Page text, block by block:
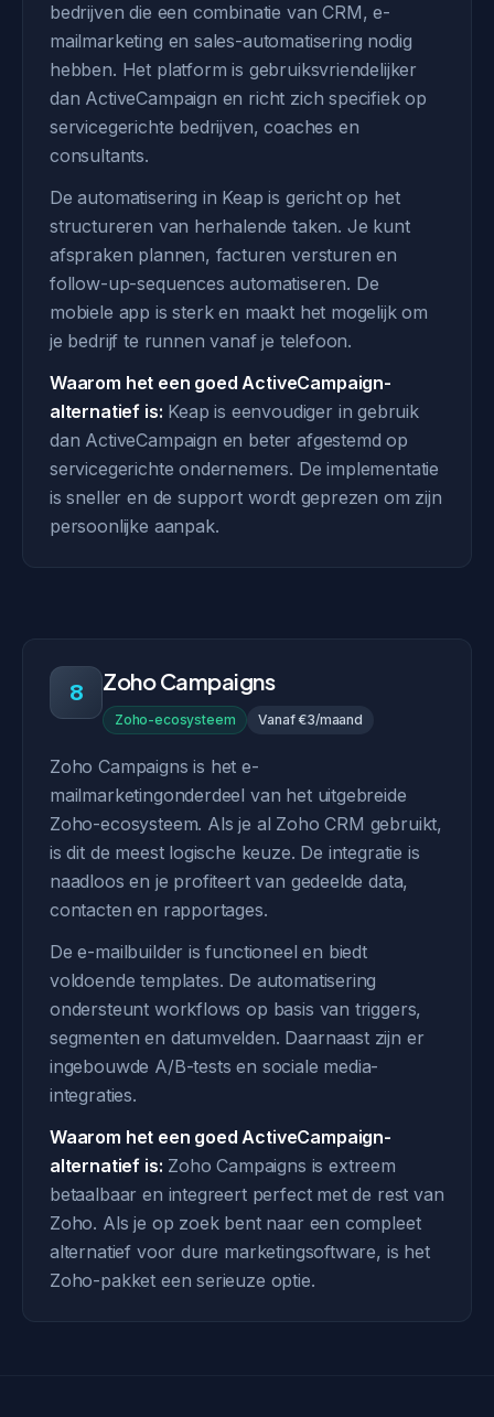
bedrijven die een combinatie van CRM, e-
mailmarketing en sales-automatisering nodig
hebben. Het platform is gebruiksvriendelijker
dan ActiveCampaign en richt zich specifiek op
servicegerichte bedrijven, coaches en
consultants.
De automatisering in Keap is gericht op het
structureren van herhalende taken. Je kunt
afspraken plannen, facturen versturen en
follow-up-sequences automatiseren. De
mobiele app is sterk en maakt het mogelijk om
je bedrijf te runnen vanaf je telefoon.
Waarom het een goed ActiveCampaign-
alternatief is: Keap is eenvoudiger in gebruik
dan ActiveCampaign en beter afgestemd op
servicegerichte ondernemers. De implementatie
is sneller en de support wordt geprezen om zijn
persoonlijke aanpak.
8 Zoho Campaigns
Zoho-ecosysteem Vanaf €3/maand
Zoho Campaigns is het e-
mailmarketingonderdeel van het uitgebreide
Zoho-ecosysteem. Als je al Zoho CRM gebruikt,
is dit de meest logische keuze. De integratie is
naadloos en je profiteert van gedeelde data,
contacten en rapportages.
De e-mailbuilder is functioneel en biedt
voldoende templates. De automatisering
ondersteunt workflows op basis van triggers,
segmenten en datumvelden. Daarnaast zijn er
ingebouwde A/B-tests en sociale media-
integraties.
Waarom het een goed ActiveCampaign-
alternatief is: Zoho Campaigns is extreem
betaalbaar en integreert perfect met de rest van
Zoho. Als je op zoek bent naar een compleet
alternatief voor dure marketingsoftware, is het
Zoho-pakket een serieuze optie.